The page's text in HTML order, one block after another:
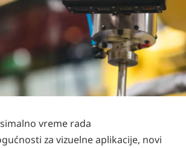
vreme rada
za vizuelne aplikacije, novi